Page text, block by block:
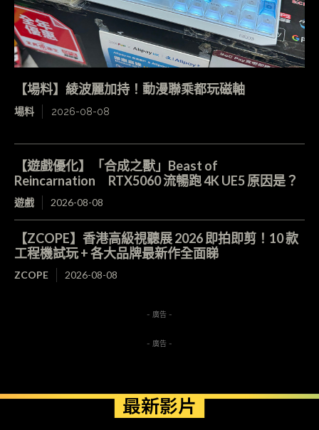
【場料】綾波麗加持！動漫聯乘都玩磁軸
場料 2026-08-08
【遊戲優化】「合成之獸」Beast of
Reincarnation RTX5060 流暢跑 4K UE5 原因是？
遊戲 2026-08-08
【ZCOPE】香港高級視聽展 2026 即拍即剪！10 款
工程機試玩 + 各大品牌最新作全面睇
ZCOPE 2026-08-08
- 廣告 -
- 廣告 -
最新影片